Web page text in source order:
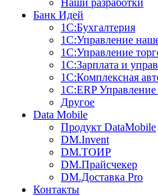
Наши разработки
Банк Идей
1С:Бухгалтерия
1С:Управление
1С:Управление
1С:Зарплата и
1С:Комплексная
1С:ERP
Другое
Data Mobile
Продукт DataMobile
DM.Invent
DM.ТОИР
DM.Прайсчекер
DM.Доставка Pro
Контакты